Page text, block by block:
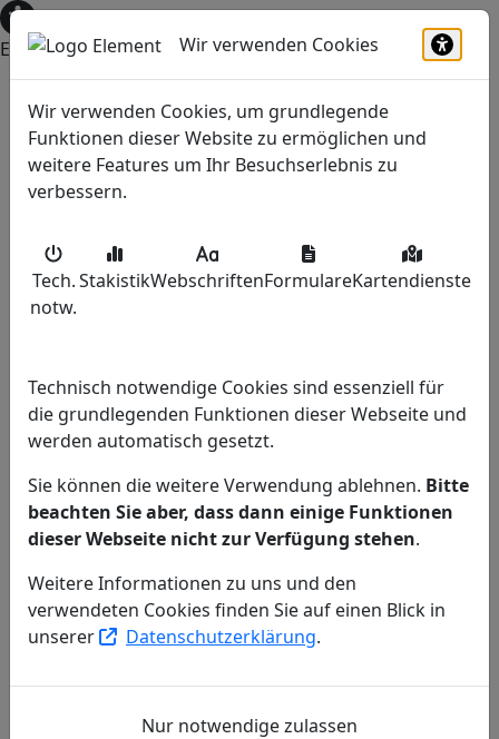
Einstellungen zur Barrierefreiheit öffnen
(0 24 27) 452
Haben Sie Fragen?
Ansprechpartner
Termin vereinbaren
Respektvolle, liebevolle Betreuung
Herzlich Willkommen
Wir verwenden Cookies
Wir verwenden Cookies, um grundlegende
Funktionen dieser Website zu ermöglichen und
weitere Features um Ihr Besuchserlebnis zu
verbessern.
Tech.
notw.
StakistikWebschriftenFormulareKartendienste
Technisch notwendige Cookies sind essenziell für
die grundlegenden Funktionen dieser Webseite und
werden automatisch gesetzt.
Sie können die weitere Verwendung ablehnen. Bitte
beachten Sie aber, dass dann einige Funktionen
dieser Webseite nicht zur Verfügung stehen.
Weitere Informationen zu uns und den
verwendeten Cookies finden Sie auf einen Blick in
unserer
Datenschutzerklärung.
Nur notwendige zulassen